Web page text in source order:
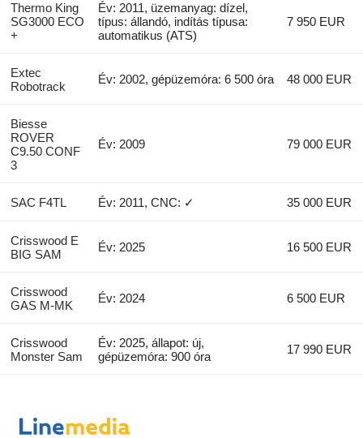
Thermo King
SG3000 ECO
+
Év: 2011, üzemanyag: dízel,
típus: állandó, indítás típusa:
automatikus (ATS)
7 950 EUR
Extec
Robotrack
Év: 2002, gépüzemóra: 6 500 óra 48 000 EUR
Biesse
ROVER
C9.50 CONF
3
Év: 2009 79 000 EUR
SAC F4TL Év: 2011, CNC: ✓ 35 000 EUR
Crisswood E
BIG SAM
Év: 2025 16 500 EUR
Crisswood
GAS M-MK
Év: 2024 6 500 EUR
Crisswood
Monster Sam
Év: 2025, állapot: új,
gépüzemóra: 900 óra
17 990 EUR